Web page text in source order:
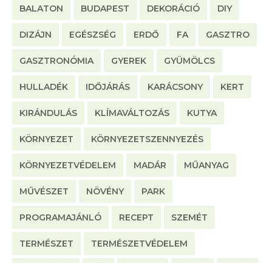
BALATON BUDAPEST DEKORÁCIÓ DIY
DIZÁJN EGÉSZSÉG ERDŐ FA GASZTRO
GASZTRONÓMIA GYEREK GYÜMÖLCS
HULLADÉK IDŐJÁRÁS KARÁCSONY KERT
KIRÁNDULÁS KLÍMAVÁLTOZÁS KUTYA
KÖRNYEZET KÖRNYEZETSZENNYEZÉS
KÖRNYEZETVÉDELEM MADÁR MŰANYAG
MŰVÉSZET NÖVÉNY PARK
PROGRAMAJÁNLÓ RECEPT SZEMÉT
TERMÉSZET TERMÉSZETVÉDELEM